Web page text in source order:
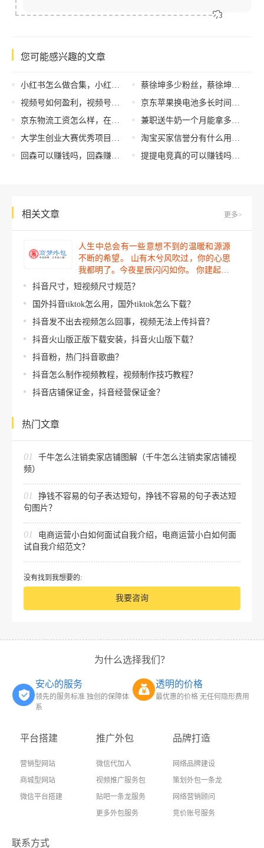
您可能感兴趣的文章
小红书怎么做合集，小红书怎么做合集分类？
视频号如何盈利，视频号盈利方法？
京东物流工资怎么样，在京东物流上班待遇怎么样？
大学生创业大赛优秀项目名称，大学生创业大赛优秀项目名称怎么写？
回森可以赚钱吗，回森赚钱攻略？
蔡徐坤多少粉丝，蔡徐坤粉丝数量？
京东苹果换电池多长时间，京东自营苹果手机换电池？
兼职送牛奶一个月能拿多少钱啊，兼职送牛奶一个月能拿多少钱啊工资？
淘宝买家信誉分有什么用（淘宝买家信誉分怎么提升）
提提电竞真的可以赚钱吗，提提电竞真的可以赚钱吗？
相关文章 更多>
人生中总会有一些意想不到的温暖和源源
不断的希望。 山有木兮风吹过，你的心思
我都明了。今夜星辰闪闪如你。 你建起…
抖音尺寸，短视频尺寸规范？
国外抖音tiktok怎么用，国外tiktok怎么下载？
抖音发不出去视频怎么回事，视频无法上传抖音？
抖音火山版正版下载安装，抖音火山版下载？
抖音粉，热门抖音歌曲？
抖音怎么制作视频教程，视频制作技巧教程？
抖音店铺保证金，抖音经营保证金？
热门文章
01
千牛怎么注销卖家店铺图解（千牛怎么注销卖家店铺视
频）
01
挣钱不容易的句子表达短句，挣钱不容易的句子表达短
句图片？
01
电商运营小白如何面试自我介绍，电商运营小白如何面
试自我介绍范文？
没有找到我想要的:
我要咨询
为什么选择我们？
安心的服务
领先的服务标准 独创的保障体
系
透明的价格
最优惠的价格 无任何隐形费用
平台搭建
营销型网站
商城型网站
微信平台搭建
推广外包
微信代加人
视频推广服务包
贴吧一条龙服务
更多外包服务
品牌打造
网络品牌建设
策划外包一条龙
网络营销顾问
竞价账号服务
联系方式